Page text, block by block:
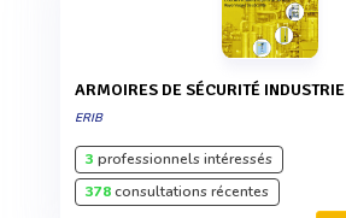
ARMOIRES DE SÉCURITÉ INDUSTRIE
ERIB
3 professionnels intéressés
378consultations récentes